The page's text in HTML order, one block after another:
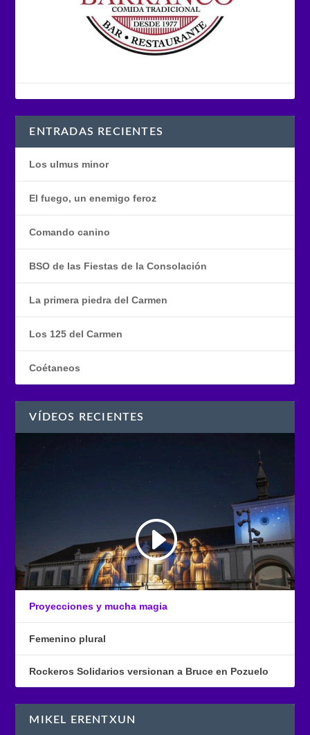
ENTRADAS RECIENTES
Los ulmus minor
El fuego, un enemigo feroz
Comando canino
BSO de las Fiestas de la Consolación
La primera piedra del Carmen
Los 125 del Carmen
Coétaneos
VÍDEOS RECIENTES
Proyecciones y mucha magia
Femenino plural
Rockeros Solidarios versionan a Bruce en Pozuelo
MIKEL ERENTXUN